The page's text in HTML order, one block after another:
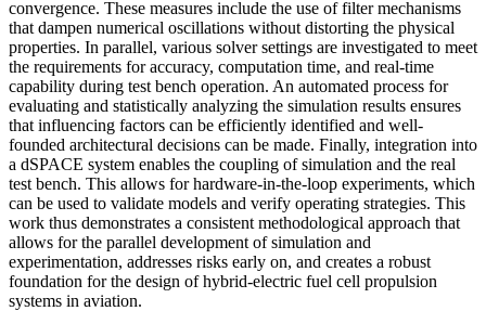
convergence. These measures include the use of filter mechanisms
that dampen numerical oscillations without distorting the physical
properties. In parallel, various solver settings are investigated to meet
the requirements for accuracy, computation time, and real-time
capability during test bench operation. An automated process for
evaluating and statistically analyzing the simulation results ensures
that influencing factors can be efficiently identified and well-
founded architectural decisions can be made. Finally, integration into
a dSPACE system enables the coupling of simulation and the real
test bench. This allows for hardware-in-the-loop experiments, which
can be used to validate models and verify operating strategies. This
work thus demonstrates a consistent methodological approach that
allows for the parallel development of simulation and
experimentation, addresses risks early on, and creates a robust
foundation for the design of hybrid-electric fuel cell propulsion
systems in aviation.